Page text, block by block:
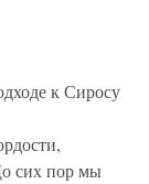
к Сиросу
сих пор мы